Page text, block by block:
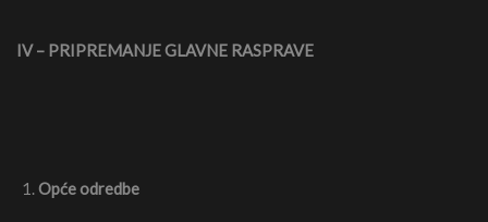
IV – PRIPREMANJE GLAVNE RASPRAVE
Opće odredbe